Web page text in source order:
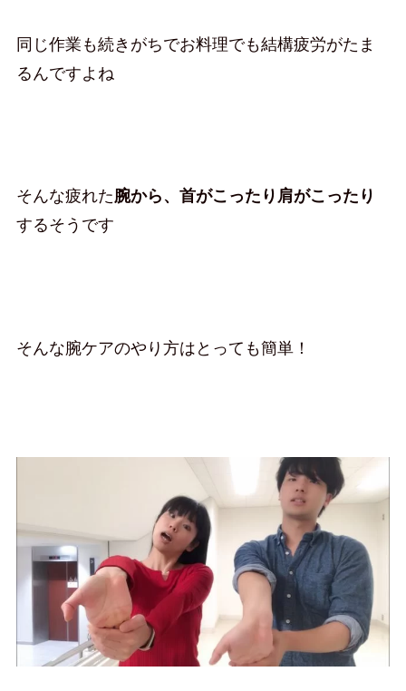
同じ作業も続きがちでお料理でも結構疲労がたま
るんですよね
そんな疲れた腕から、首がこったり肩がこったり
するそうです
そんな腕ケアのやり方はとっても簡単！